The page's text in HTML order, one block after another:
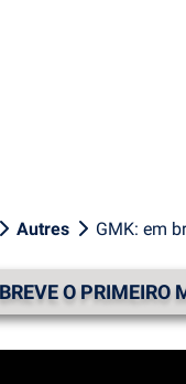
online
ajuda
Autres GMK: em
O